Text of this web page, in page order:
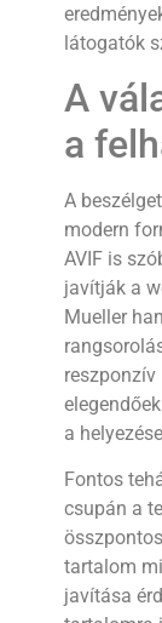
látogatók
A
a
A
modern
AVIF is
javítják a
Mueller
reszponzív
a
Fontos
csupán a
tartalom
javítása